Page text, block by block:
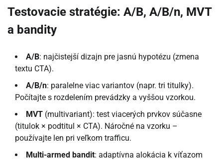
Testovacie stratégie: A/B, A/B/n, MVT
a bandity
A/B: najčistejší dizajn pre jasnú hypotézu (zmena
textu CTA).
A/B/n: paralelne viac variantov (napr. tri titulky).
Počítajte s rozdelením prevádzky a vyššou vzorkou.
MVT (multivariant): test viacerých prvkov súčasne
(titulok × podtitul × CTA). Náročné na vzorku –
používajte len pri veľkom trafficu.
Multi-armed bandit: adaptívna alokácia k víťazom